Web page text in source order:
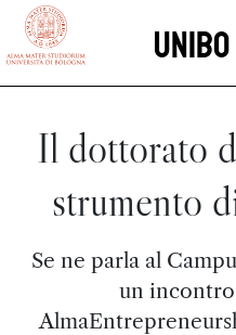
vai al contenuto della pagina
Unibo
Il dottorato
strumento
Se ne parla al
un